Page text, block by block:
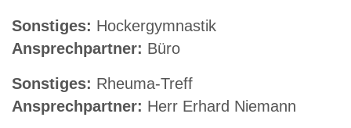
Sonstiges: Hockergymnastik
Ansprechpartner: Büro
Sonstiges: Rheuma-Treff
Ansprechpartner: Herr Erhard Niemann